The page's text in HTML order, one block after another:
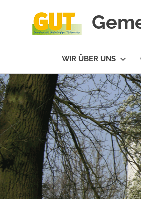
Zum
Inhalt
springen
WIR ÜBER UNS